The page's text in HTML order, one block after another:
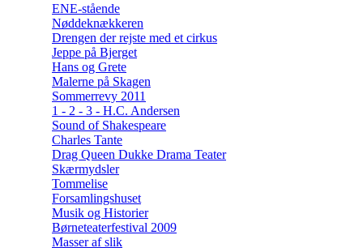
ENE-stående
Nøddeknækkeren
Drengen der rejste med et cirkus
Jeppe på Bjerget
Hans og Grete
Malerne på Skagen
Sommerrevy 2011
1 - 2 - 3 - H.C. Andersen
Sound of Shakespeare
Charles Tante
Drag Queen Dukke Drama Teater
Skærmydsler
Tommelise
Forsamlingshuset
Musik og Historier
Børneteaterfestival 2009
Masser af slik